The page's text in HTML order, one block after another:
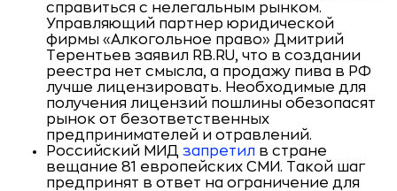
справиться с нелегальным рынком.
Управляющий партнер юридической
фирмы «Алкогольное право» Дмитрий
Терентьев заявил RB.RU, что в создании
реестра нет смысла, а продажу пива в РФ
лучше лицензировать. Необходимые для
получения лицензий пошлины обезопасят
рынок от безответственных
предпринимателей и отравлений.
Российский МИД запретил в стране
вещание 81 европейских СМИ. Такой шаг
предпринят в ответ на ограничение для